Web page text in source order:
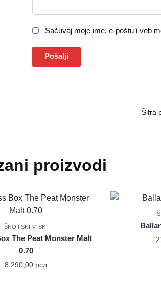
Sačuvaj moje ime, e-poštu i veb
Šifra
proizvodi
ŠKOTSKI VISKI
The Peat Monster Malt
0.70
8.290,00 рсд